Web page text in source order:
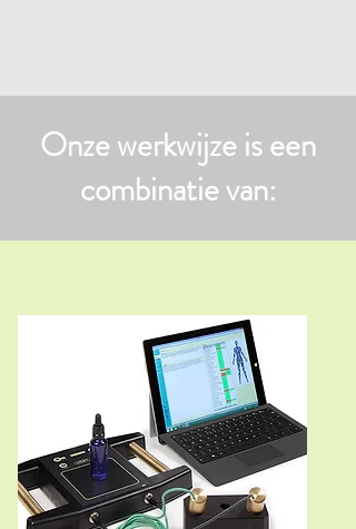
Onze werkwijze is een
combinatie van: